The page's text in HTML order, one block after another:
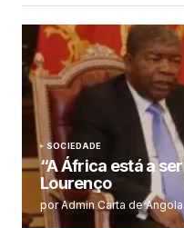
SOCIEDADE
“A África está a
Lourenço
por Admin Carta de Angola.